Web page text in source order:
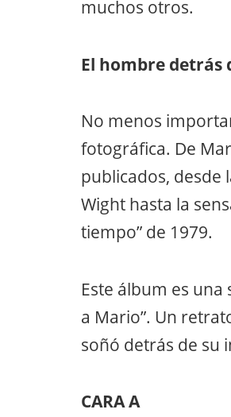
muchos otros.
El hombre detrás
No menos
fotográfica. De
publicados, desde
Wight hasta la
tiempo” de 1979.
Este álbum es
a Mario”. Un
soñó detrás de su
CARA A